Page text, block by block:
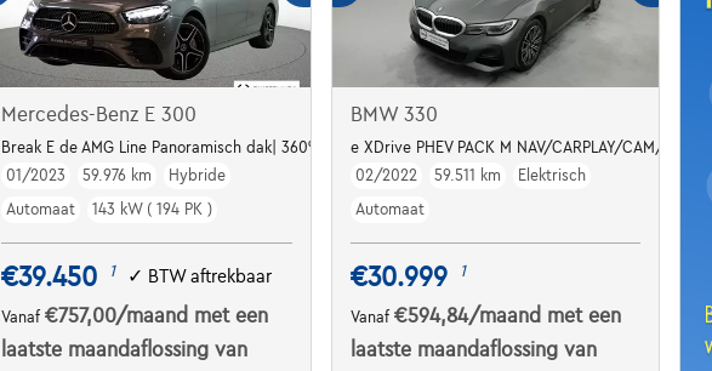
Mercedes-Benz E 300
Break E de AMG Line Panoramisch dak| 360° Camera| Burmester|HUD +
01/2023
59.976 km
Hybride
Automaat
143 kW ( 194 PK )
€39.450 1 ✓ BTW aftrekbaar
Vanaf€757,00/maand met een
laatste maandaflossing van
BMW 330
e XDrive PHEV PACK M NAV/CARPLAY/CAM/
02/2022
59.511 km
Elektrisch
Automaat
€30.999 1
Vanaf €594,84/maand met een
laatste maandaflossing van